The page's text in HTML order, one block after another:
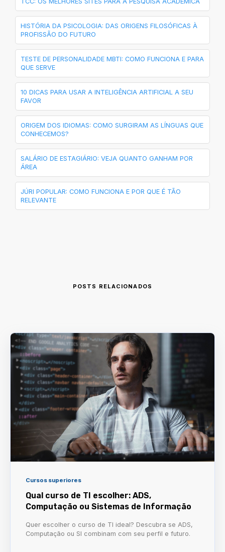
HISTÓRIA DA PSICOLOGIA: DAS ORIGENS FILOSÓFICAS À
PROFISSÃO DO FUTURO
TESTE DE PERSONALIDADE MBTI: COMO FUNCIONA E PARA
QUE SERVE
10 DICAS PARA USAR A INTELIGÊNCIA ARTIFICIAL A SEU
FAVOR
ORIGEM DOS IDIOMAS: COMO SURGIRAM AS LÍNGUAS QUE
CONHECEMOS?
SALÁRIO DE ESTAGIÁRIO: VEJA QUANTO GANHAM POR
ÁREA
JÚRI POPULAR: COMO FUNCIONA E POR QUE É TÃO
RELEVANTE
POSTS RELACIONADOS
Cursos superiores
Qual curso de TI escolher: ADS,
Computação ou Sistemas de Informação
Quer escolher o curso de TI ideal? Descubra se ADS,
Computação ou SI combinam com seu perfil e futuro.